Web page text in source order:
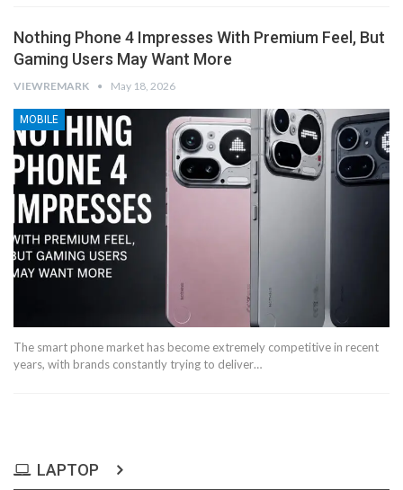
Nothing Phone 4 Impresses With Premium Feel, But
Gaming Users May Want More
VIEWREMARK May 18, 2026
MOBILE
The smart phone market has become extremely competitive in recent
years, with brands constantly trying to deliver…
LAPTOP